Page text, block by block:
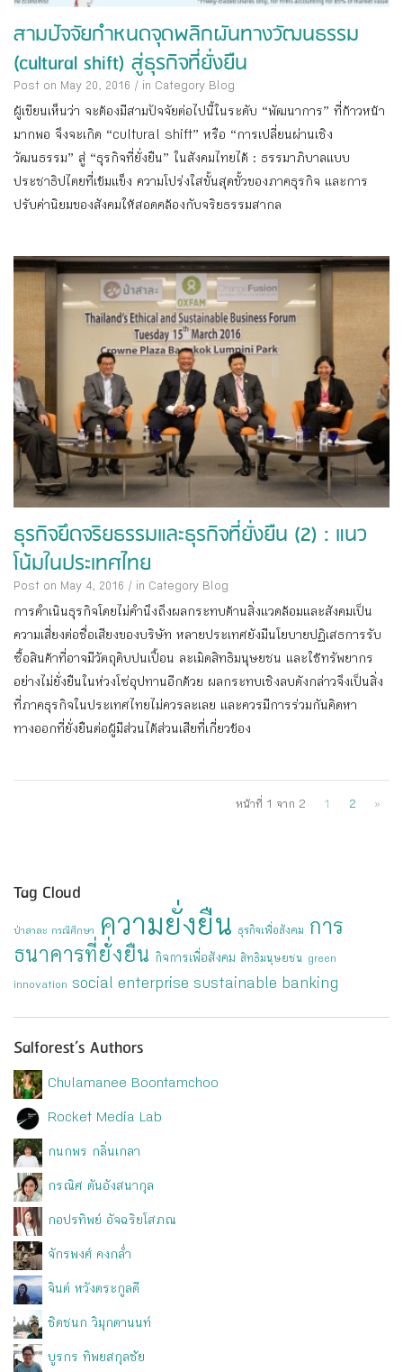
สามปัจจัยกำหนดจุดพลิกผันทางวัฒนธรรม
(cultural shift) สู่ธุรกิจที่ยั่งยืน
Post on May 20, 2016 / in Category Blog
ผู้เขียนเห็นว่า จะต้องมีสามปัจจัยต่อไปนี้ในระดับ “พัฒนาการ” ที่ก้าวหน้า
มากพอ จึงจะเกิด “cultural shift” หรือ “การเปลี่ยนผ่านเชิง
วัฒนธรรม” สู่ “ธุรกิจที่ยั่งยืน” ในสังคมไทยได้ : ธรรมาภิบาลแบบ
ประชาธิปไตยที่เข้มแข็ง ความโปร่งใสขั้นสุดขั้วของภาคธุรกิจ และการ
ปรับค่านิยมของสังคมให้สอดคล้องกับจริยธรรมสากล
ธุรกิจยึดจริยธรรมและธุรกิจที่ยั่งยืน (2) : แนว
โน้มในประเทศไทย
Post on May 4, 2016 / in Category Blog
การดำเนินธุรกิจโดยไม่คำนึงถึงผลกระทบด้านสิ่งแวดล้อมและสังคมเป็น
ความเสี่ยงต่อชื่อเสียงของบริษัท หลายประเทศยังมีนโยบายปฏิเสธการรับ
ซื้อสินค้าที่อาจมีวัตถุดิบปนเปื้อน ละเมิดสิทธิมนุษยชน และใช้ทรัพยากร
อย่างไม่ยั่งยืนในห่วงโซ่อุปทานอีกด้วย ผลกระทบเชิงลบดังกล่าวจึงเป็นสิ่ง
ที่ภาคธุรกิจในประเทศไทยไม่ควรละเลย และควรมีการร่วมกันคิดหา
ทางออกที่ยั่งยืนต่อผู้มีส่วนได้ส่วนเสียที่เกี่ยวข้อง
หน้าที่ 1 จาก 2 1 2 »
Tag Cloud
ป่าสาละ กรณีศึกษา ความยั่งยืน ธุรกิจเพื่อสังคม
การ
ธนาคารที่ยั่งยืน กิจการเพื่อสังคม สิทธิมนุษยชน green
innovation social enterprise sustainable banking
Salforest’s Authors
Chulamanee Boontamchoo
Rocket Media Lab
กนกพร กลิ่นเกลา
กรณิศ ตันอังสนากุล
กอปรทิพย์ อัจฉริยโสภณ
จักรพงศ์ คงกล่ำ
จินต์ หวังตระกูลดี
ชิดชนก วิมุกตานนท์
บูรกร ทิพยสกุลชัย